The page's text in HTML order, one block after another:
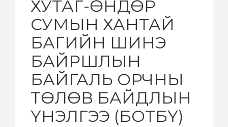
ХУТАГ-ӨНДӨР
СУМЫН ХАНТАЙ
БАГИЙН ШИНЭ
БАЙРШЛЫН
БАЙГАЛЬ ОРЧНЫ
ТӨЛӨВ БАЙДЛЫН
ҮНЭЛГЭЭ (БОТБҮ)